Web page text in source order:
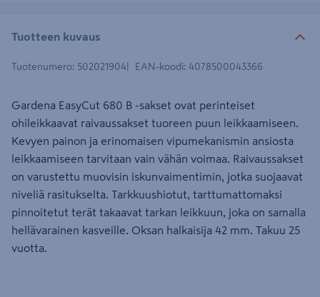
Tuotteen kuvaus
Tuotenumero: 502021904 EAN-koodi: 4078500043366
Gardena EasyCut 680 B -sakset ovat perinteiset
ohileikkaavat raivaussakset tuoreen puun leikkaamiseen.
Kevyen painon ja erinomaisen vipumekanismin ansiosta
leikkaamiseen tarvitaan vain vähän voimaa. Raivaussakset
on varustettu muovisin iskunvaimentimin, jotka suojaavat
niveliä rasitukselta. Tarkkuushiotut, tarttumattomaksi
pinnoitetut terät takaavat tarkan leikkuun, joka on samalla
hellävarainen kasveille. Oksan halkaisija 42 mm. Takuu 25
vuotta.